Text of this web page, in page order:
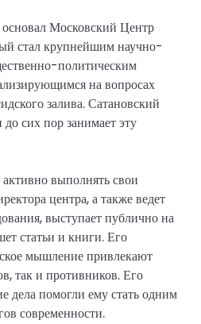
Московский Центр
стал крупнейшим научно-
политическим
на вопросах
залива. Сатановский
сих пор занимает эту
выполнять свои
центра, а также ведет
выступает публично на
статьи и книги. Его
мышление привлекают
так и противников. Его
дела помогли ему стать одним
современности.